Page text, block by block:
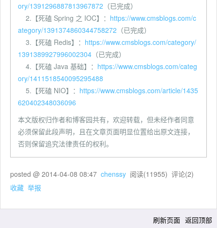
ory/1391296887813967872 （已完成）
2.【死磕 Spring 之 IOC】： https://www.cmsblogs.com/c
ategory/1391374860344758272 （已完成）
3.【死磕 Redis】： https://www.cmsblogs.com/category/
1391389927996002304 （已完成）
4.【死磕 Java 基础】： https://www.cmsblogs.com/categ
ory/1411518540095295488
5.【死磕 NIO】： https://www.cmsblogs.com/article/1435
620402348036096
本文版权归作者和博客园共有，欢迎转载，但未经作者同意
必须保留此段声明，且在文章页面明显位置给出原文连接，
否则保留追究法律责任的权利。
posted @ 2014-04-08 08:47 chenssy 阅读(11955) 评论(2)
收藏 举报
刷新页面 返回顶部